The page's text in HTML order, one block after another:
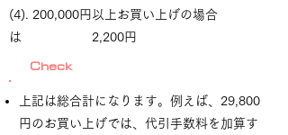
(4). 200,000円以上お買い上げの場合
は 2,200円
Check
上記は総合計になります。例えば、29,800
円のお買い上げでは、代引手数料を加算す